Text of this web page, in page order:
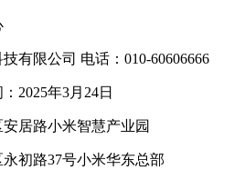
有限公司 电话：010-60606666
2025年3月24日
居路小米智慧产业园
初路37号小米华东总部